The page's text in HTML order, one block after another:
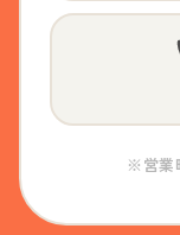
※営業